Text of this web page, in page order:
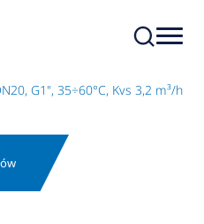
G1", 35÷60°C, Kvs 3,2 m³/h